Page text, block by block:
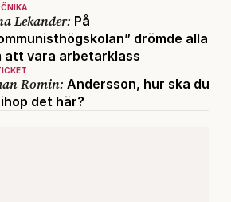
Lekander: På
drömde alla
att vara arbetarklass
Romin: Andersson, hur ska du
det här?